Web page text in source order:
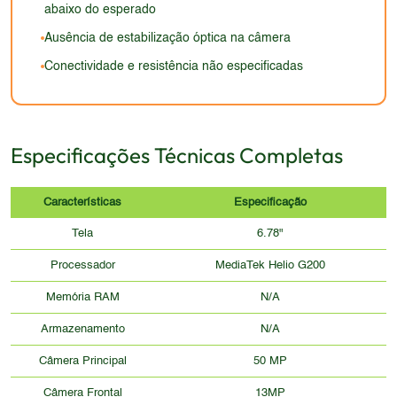
experiência em vídeos e jogos.
público que busca um smartphone com boa
aparência, mas sem as características de robustez
abaixo do esperado
Ausência de estabilização óptica na câmera
Conectividade e resistência não especificadas
Especificações Técnicas Completas
Características Especificação
Tela 6.78"
Processador MediaTek Helio G200
Memória RAM N/A
Armazenamento N/A
Câmera Principal 50 MP
Câmera Frontal 13MP